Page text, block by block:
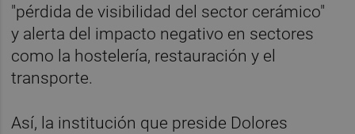
"pérdida de visibilidad del sector cerámico"
y alerta del impacto negativo en sectores
como la hostelería, restauración y el
transporte.
Así, la institución que preside Dolores